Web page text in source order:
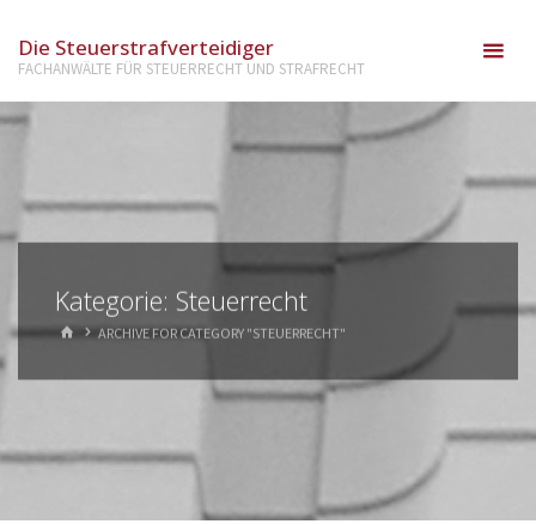
Die Steuerstrafverteidiger
FACHANWÄLTE FÜR STEUERRECHT UND STRAFRECHT
Kategorie: Steuerrecht
ARCHIVE FOR CATEGORY "STEUERRECHT"